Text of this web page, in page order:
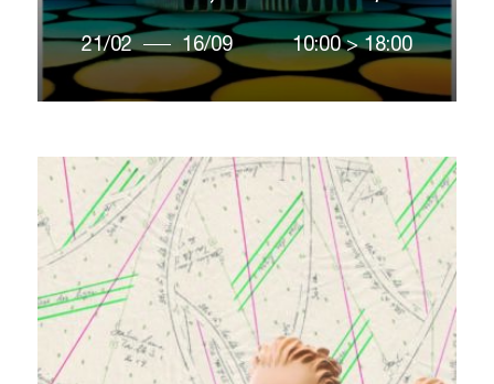
21/02 16/09 10:00 > 18:00